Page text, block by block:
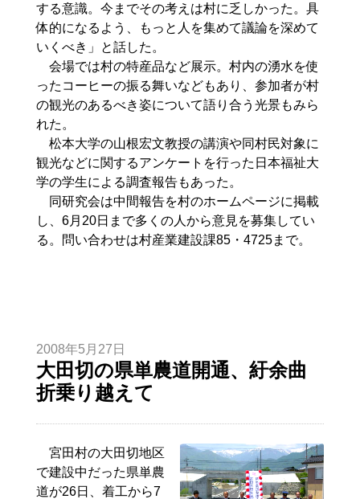
する意識。今までその考えは村に乏しかった。具
体的になるよう、もっと人を集めて議論を深めて
いくべき」と話した。
会場では村の特産品など展示。村内の湧水を使
ったコーヒーの振る舞いなどもあり、参加者が村
の観光のあるべき姿について語り合う光景もみら
れた。
松本大学の山根宏文教授の講演や同村民対象に
観光などに関するアンケートを行った日本福祉大
学の学生による調査報告もあった。
同研究会は中間報告を村のホームページに掲載
し、6月20日まで多くの人から意見を募集してい
る。問い合わせは村産業建設課85・4725まで。
2008年5月27日
大田切の県単農道開通、紆余曲
折乗り越えて
宮田村の大田切地区
で建設中だった県単農
道が26日、着工から7